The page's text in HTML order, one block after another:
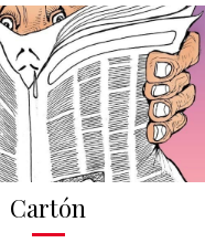
Cartón